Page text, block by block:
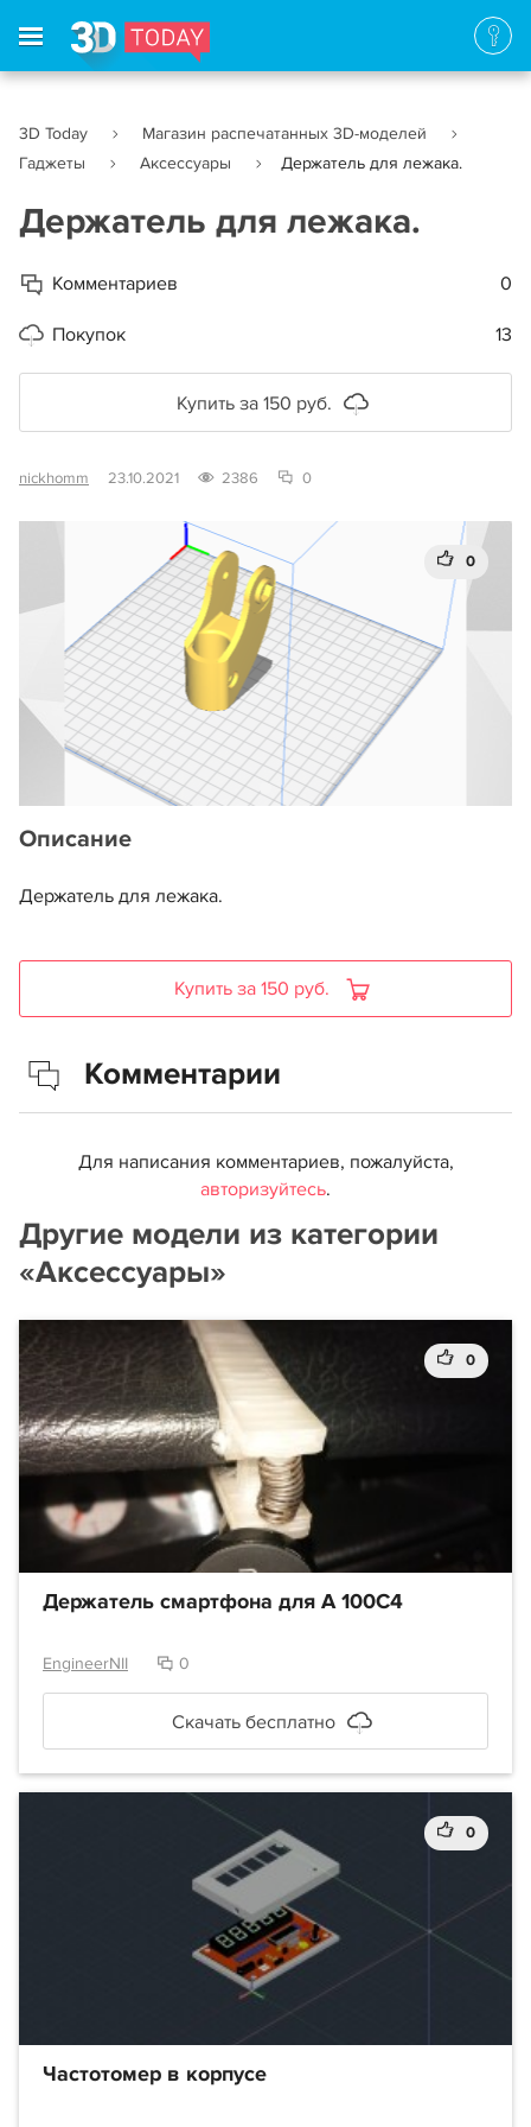
3D Today
Магазин распечатанных 3D-моделей
Гаджеты
Аксессуары Держатель для лежака.
Держатель для лежака.
Комментариев 0
Покупок 13
Купить за 150 руб.
nickhomm 23.10.2021 2386 0
0
Описание
Держатель для лежака.
Купить за 150 руб.
Комментарии
Для написания комментариев, пожалуйста,
авторизуйтесь.
Другие модели из категории
«Аксессуары»
0
Держатель смартфона для A 100C4
EngineerNII 0
Скачать бесплатно
0
Частотомер в корпусе